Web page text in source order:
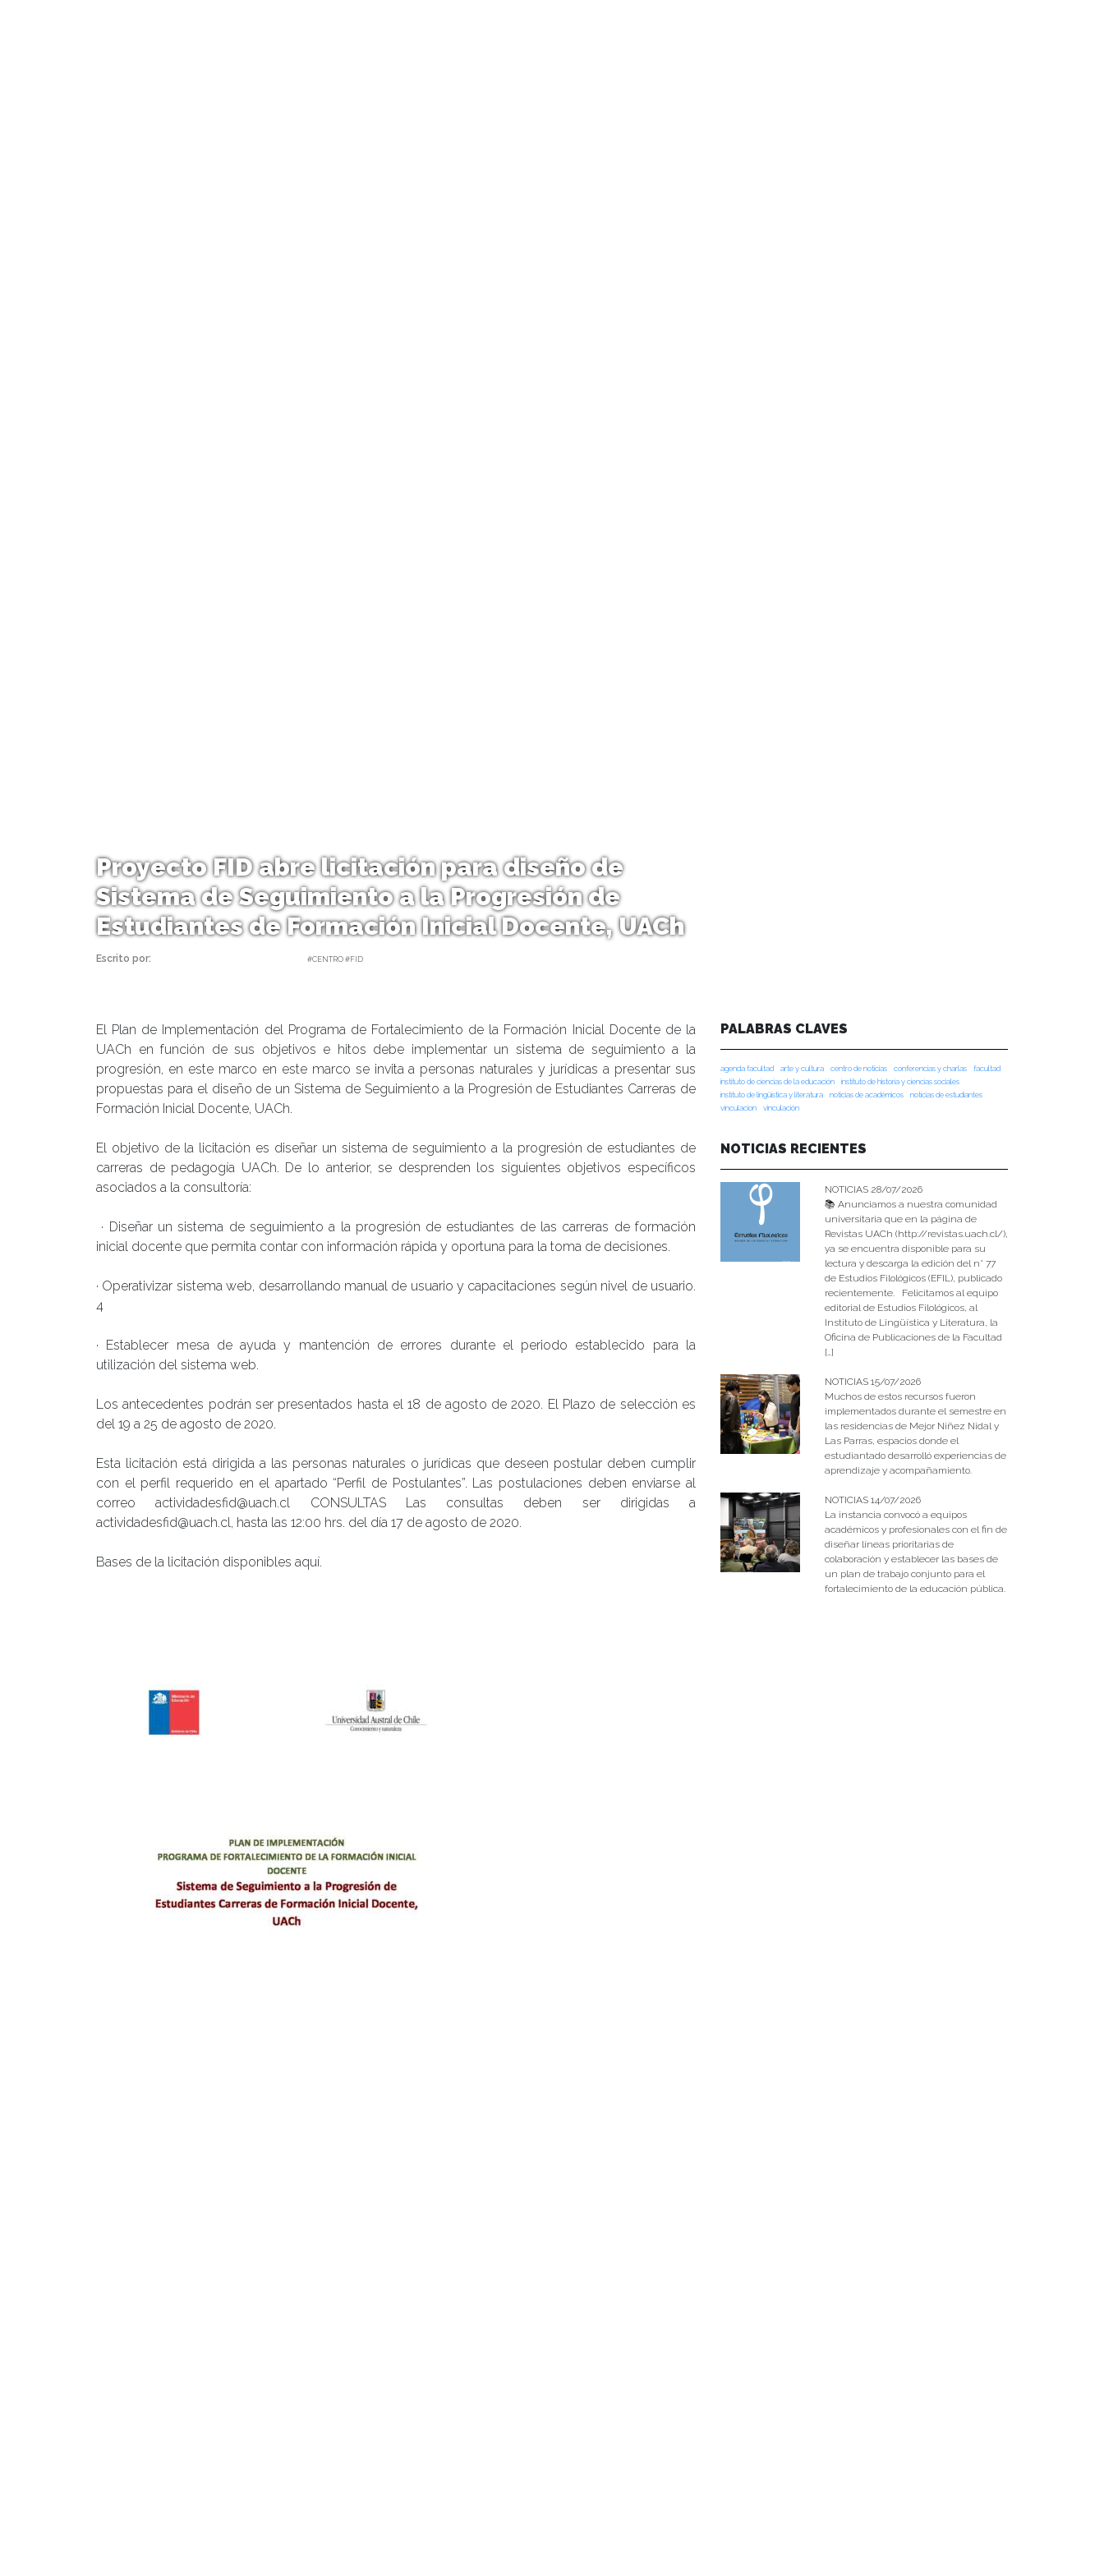
Proyecto FID abre licitación para diseño de
Sistema de Seguimiento a la Progresión de
Estudiantes de Formación Inicial Docente, UACh
Escrito por: #CENTRO #FID
El Plan de Implementación del Programa de Fortalecimiento de la Formación Inicial Docente de la
UACh en función de sus objetivos e hitos debe implementar un sistema de seguimiento a la
progresión, en este marco en este marco se invita a personas naturales y jurídicas a presentar sus
propuestas para el diseño de un Sistema de Seguimiento a la Progresión de Estudiantes Carreras de
Formación Inicial Docente, UACh.
El objetivo de la licitación es diseñar un sistema de seguimiento a la progresión de estudiantes de
carreras de pedagogía UACh. De lo anterior, se desprenden los siguientes objetivos específicos
asociados a la consultoría:
· Diseñar un sistema de seguimiento a la progresión de estudiantes de las carreras de formación
inicial docente que permita contar con información rápida y oportuna para la toma de decisiones.
· Operativizar sistema web, desarrollando manual de usuario y capacitaciones según nivel de usuario.
4
· Establecer mesa de ayuda y mantención de errores durante el periodo establecido para la
utilización del sistema web.
Los antecedentes podrán ser presentados hasta el 18 de agosto de 2020. El Plazo de selección es
del 19 a 25 de agosto de 2020.
Esta licitación está dirigida a las personas naturales o jurídicas que deseen postular deben cumplir
con el perfil requerido en el apartado “Perfil de Postulantes”. Las postulaciones deben enviarse al
correo actividadesfid@uach.cl CONSULTAS Las consultas deben ser dirigidas a
actividadesfid@uach.cl, hasta las 12:00 hrs. del día 17 de agosto de 2020.
Bases de la licitación disponibles aquí.
PALABRAS CLAVES
agenda facultad arte y cultura centro de noticias conferencias y charlas
facultad
instituto de ciencias de la educación
instituto de historia y ciencias sociales
instituto de lingüística y literatura
noticias de académicos
noticias de estudiantes
vinculacion
vinculación
NOTICIAS RECIENTES
NOTICIAS 28/07/2026
📚 Anunciamos a nuestra comunidad
universitaria que en la página de
Revistas UACh (http://revistas.uach.cl/),
ya se encuentra disponible para su
lectura y descarga la edición del n° 77
de Estudios Filológicos (EFIL), publicado
recientemente. Felicitamos al equipo
editorial de Estudios Filológicos, al
Instituto de Lingüística y Literatura, la
Oficina de Publicaciones de la Facultad
[…]
NOTICIAS 15/07/2026
Muchos de estos recursos fueron
implementados durante el semestre en
las residencias de Mejor Niñez Nidal y
Las Parras, espacios donde el
estudiantado desarrolló experiencias de
aprendizaje y acompañamiento.
NOTICIAS 14/07/2026
La instancia convocó a equipos
académicos y profesionales con el fin de
diseñar líneas prioritarias de
colaboración y establecer las bases de
un plan de trabajo conjunto para el
fortalecimiento de la educación pública.